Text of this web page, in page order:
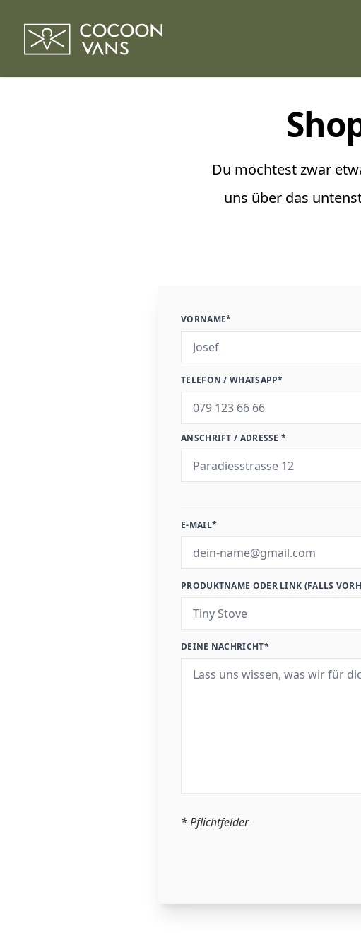
Du möchtest zwar
uns über das
VORNAME*
TELEFON / WHATSAPP*
ANSCHRIFT / ADRESSE *
E-MAIL*
PRODUKTNAME ODER LINK (FALLS
DEINE NACHRICHT*
* Pflichtfelder